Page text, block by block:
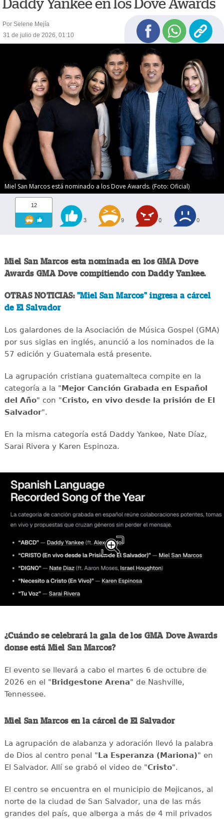
Daddy Yankee en los Dove Awards
Por Selene Mejía
31 de julio de 2026, 01:10
Miel San Marcos está nominado a los Dove Awards. (Foto: Oficial)
12
3 9 0 0
Miel San Marcos esta nominada en los GMA Dove
Awards GMA Dove compitiendo con Daddy Yankee.
OTRAS NOTICIAS: "Miel San Marcos" ingresa a cárcel
de El Salvador
Los galardones de la Asociación de Música Gospel (GMA)
por sus siglas en inglés, anunció a los nominados de la
57 edición y Guatemala está presente.
La agrupación cristiana guatemalteca compite en la
categoría a la "Mejor Canción Grabada en Español
del Año" con "Cristo, en vivo desde la prisión de El
Salvador".
En la misma categoría está Daddy Yankee, Nate Díaz,
Sarai Rivera y Karen Espinoza.
¿Cuándo se celebrará la gala de los GMA Dove Awards
donse está Miel San Marcos?
El evento se llevará a cabo el martes 6 de octubre de
2026 en el "Bridgestone Arena" de Nashville,
Tennessee.
Miel San Marcos en la cárcel de El Salvador
La agrupación de alabanza y adoración llevó la palabra
de Dios al centro penal "La Esperanza (Mariona)" en
El Salvador. Allí se grabó el video de "Cristo".
El centro se encuentra en el municipio de Mejicanos, al
norte de la ciudad de San Salvador, una de las más
grandes del país, que alberga a más de 4 mil privados